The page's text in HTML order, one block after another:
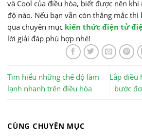
và Cool của điều hòa, biết được nên khi
độ nào. Nếu bạn vẫn còn thắng mắc thì
qua chuyên mục kiến thức điện tử
lời giải đáp phù hợp nhé!
Tìm hiểu những chế độ làm
lạnh nhanh trên điều hòa
Lắp điều
bước
CÙNG CHUYÊN MỤC